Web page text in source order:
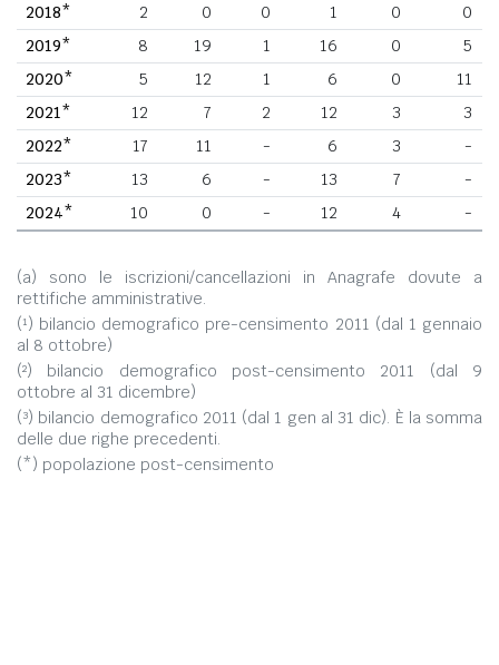
2018*
2 0 0 1 0
0
2019*
8 19 1 16 0
5
2020*
5 12 1 6 0
11
2021*
12 7 2 12 3
3
2022*
17 11 - 6 3
-
2023*
13 6 - 13 7
-
2024*
10 0 - 12 4 -
(a) sono le iscrizioni/cancellazioni in Anagrafe dovute a
rettifiche amministrative.
(¹) bilancio demografico pre-censimento 2011 (dal 1 gennaio
al 8 ottobre)
(²) bilancio demografico post-censimento 2011 (dal 9
ottobre al 31 dicembre)
(³) bilancio demografico 2011 (dal 1 gen al 31 dic). È la somma
delle due righe precedenti.
(*) popolazione post-censimento